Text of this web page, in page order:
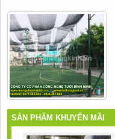
SẢN PHẨM KHUYẾN MÃI